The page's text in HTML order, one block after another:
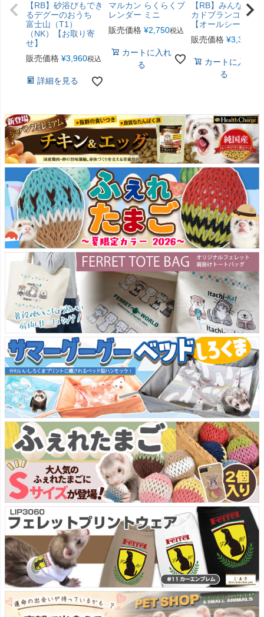
【RB】砂浴びもでき
るデグーのおうち
富士山（T1）
（NK）【お取り寄
せ】
販売価格 ¥3,960税込
詳細を見る
マルカン らくらくブ
レンダー ミニ
販売価格 ¥2,750税込
カートに入れ
る
【RB】みんなのア
カドブランコ（F2
【オールシーズン
販売価格 ¥3,300
カートに入れ
る